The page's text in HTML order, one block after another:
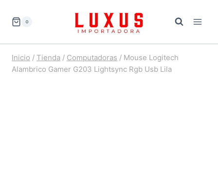
0
Inicio / Tienda / Computadoras / Mouse Logitech
Alambrico Gamer G203 Lightsync Rgb Usb Lila